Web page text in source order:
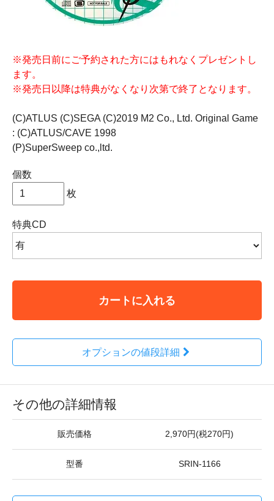
※発売日前にご予約された方にはもれなくプレゼントし
ます。
※発売日以降は特典がなくなり次第で終了となります。
(C)ATLUS (C)SEGA (C)2019 M2 Co., Ltd. Original Game
: (C)ATLUS/CAVE 1998
(P)SuperSweep co.,ltd.
個数
枚
特典CD
カートに入れる
オプションの値段詳細
その他の詳細情報
販売価格 2,970円(税270円)
型番 SRIN-1166